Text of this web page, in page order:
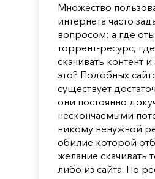
Множество
интернета часто
вопросом: а где
торрент-ресурс,
скачивать контент и
это? Подобных
существует
они постоянно
нескончаемыми
никому ненужной
обилие которой
желание скачивать
либо из сайта. Но